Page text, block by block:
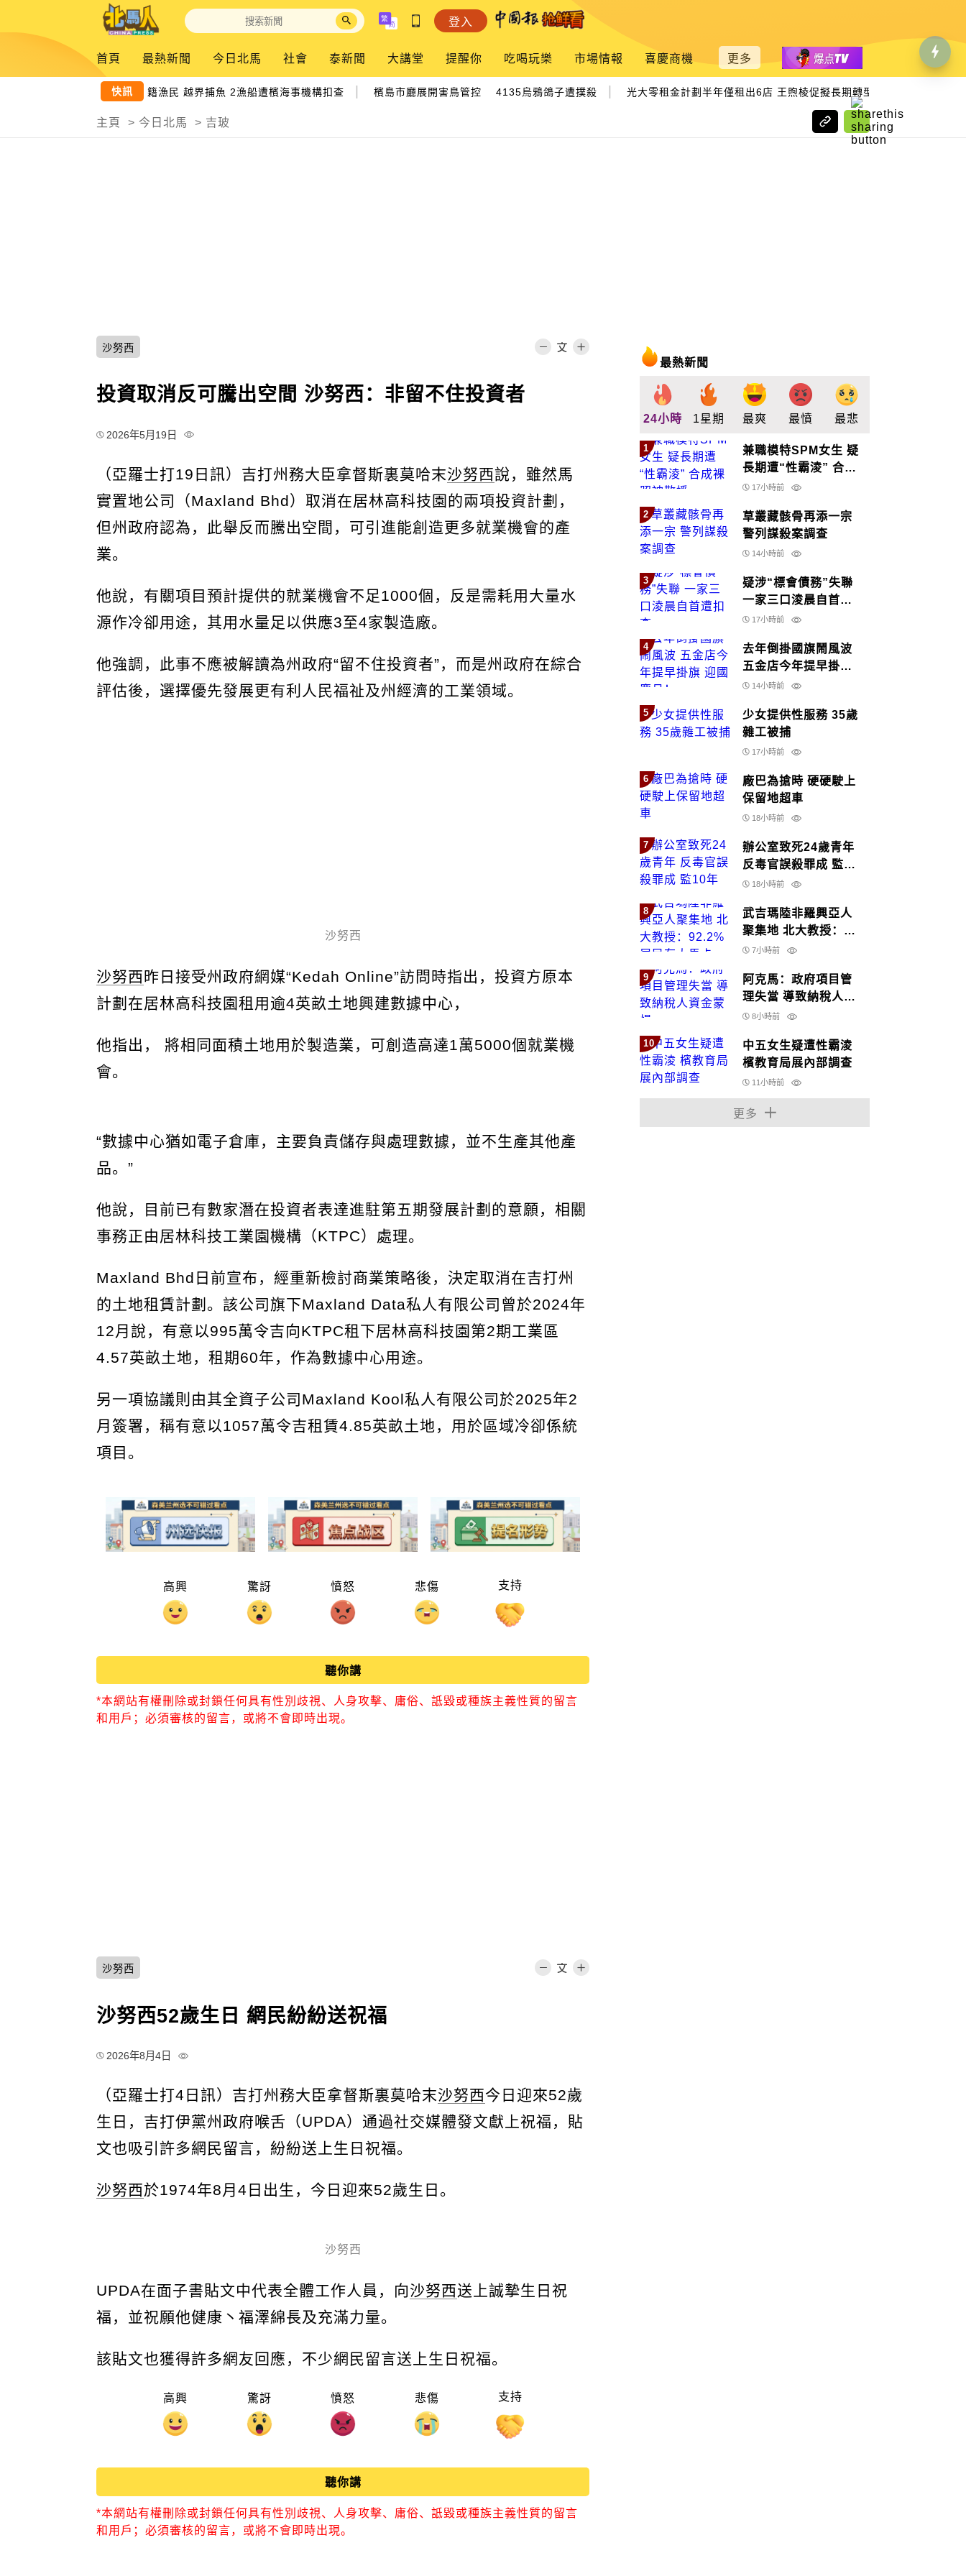
登入
首頁 最熱新聞 今日北馬 社會 泰新聞 大講堂 提醒你 吃喝玩樂 市場情報 喜慶商機 更多
快訊
非法聘外籍漁民 越界捕魚 2漁船遭檳海事機構扣查 檳島市廳展開害鳥管控 4135烏鴉鴿子遭撲殺 光大零租金計劃半年僅租出6店 王煦棱促擬長期轉型藍圖
主頁 >今日北馬 > 吉玻
沙努西
投資取消反可騰出空間 沙努西：非留不住投資者
2026年5月19日
（亞羅士打19日訊）吉打州務大臣拿督斯裏莫哈末沙努西說，雖然馬
實置地公司（Maxland Bhd）取消在居林高科技園的兩項投資計劃，
但州政府認為，此舉反而騰出空間，可引進能創造更多就業機會的產
業。
他說，有關項目預計提供的就業機會不足1000個，反是需耗用大量水
源作冷卻用途，其用水量足以供應3至4家製造廠。
他強調，此事不應被解讀為州政府“留不住投資者”，而是州政府在綜合
評估後，選擇優先發展更有利人民福祉及州經濟的工業領域。
沙努西
沙努西 昨日接受州政府網媒“Kedah Online”訪問時指出，投資方原本
計劃在居林高科技園租用逾4英畝土地興建數據中心，
他指出， 將相同面積土地用於製造業，可創造高達1萬5000個就業機
會。
“數據中心猶如電子倉庫，主要負責儲存與處理數據，並不生產其他產
品。”
他說，目前已有數家潛在投資者表達進駐第五期發展計劃的意願，相關
事務正由居林科技工業園機構（KTPC）處理。
Maxland Bhd日前宣布，經重新檢討商業策略後，決定取消在吉打州
的土地租賃計劃。該公司旗下Maxland Data私人有限公司曾於2024年
12月說，有意以995萬令吉向KTPC租下居林高科技園第2期工業區
4.57英畝土地，租期60年，作為數據中心用途。
另一項協議則由其全資子公司Maxland Kool私人有限公司於2025年2
月簽署，稱有意以1057萬令吉租賃4.85英畝土地，用於區域冷卻係統
項目。
高興 驚訝 憤怒 悲傷 支持
聽你講
*本網站有權刪除或封鎖任何具有性別歧視、人身攻擊、庸俗、詆毀或種族主義性質的留言
和用戶；必須審核的留言，或將不會即時出現。
沙努西
沙努西52歲生日 網民紛紛送祝福
2026年8月4日
（亞羅士打4日訊）吉打州務大臣拿督斯裏莫哈末沙努西今日迎來52歲
生日，吉打伊黨州政府喉舌（UPDA）通過社交媒體發文獻上祝福，貼
文也吸引許多網民留言，紛紛送上生日祝福。
沙努西於1974年8月4日出生，今日迎來52歲生日。
沙努西
UPDA在面子書貼文中代表全體工作人員，向沙努西送上誠摯生日祝
福，並祝願他健康丶福澤綿長及充滿力量。
該貼文也獲得許多網友回應，不少網民留言送上生日祝福。
高興 驚訝 憤怒 悲傷 支持
聽你講
*本網站有權刪除或封鎖任何具有性別歧視、人身攻擊、庸俗、詆毀或種族主義性質的留言
和用戶；必須審核的留言，或將不會即時出現。
最熱新聞
24小時 1星期 最爽 最憤 最悲
1
兼職模特SPM女生 疑
長期遭“性霸淩” 合成
裸照被散播
17小時前
2
草叢藏骸骨再添一宗
警列謀殺案調查
14小時前
3
疑涉“標會債務”失聯
一家三口淩晨自首遭
扣查
17小時前
4
去年倒掛國旗鬧風波
五金店今年提早掛旗
迎國慶月！
14小時前
5
少女提供性服務 35歲
雜工被捕
17小時前
6
廠巴為搶時 硬硬駛上
保留地超車
18小時前
7
辦公室致死24歲青年
反毒官誤殺罪成 監10
年18小時前
8
武吉瑪陸非羅興亞人
聚集地 北大教授：
92.2%居民有大馬卡
7小時前
9
阿克馬：政府項目管
理失當 導致納稅人資
金蒙損
8小時前
10
中五女生疑遭性霸淩
檳教育局展內部調查
11小時前
更多